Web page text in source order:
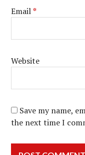
Email*
Website
Save my name,
the next time I